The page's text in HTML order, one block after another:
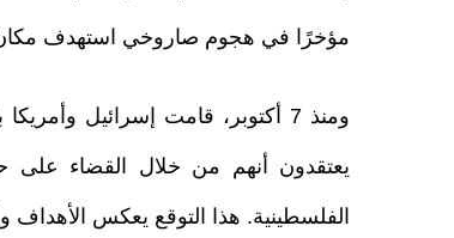
مؤخرًا في هجوم صاروخي استهدف
ومنذ 7 أكتوبر، قامت إسرائيل
يعتقدون أنهم من خلال القضاء على
الفلسطينية. هذا التوقع يعكس الأهداف